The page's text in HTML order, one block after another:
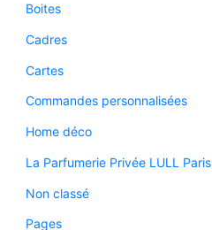
Boites
Cadres
Cartes
Commandes personnalisées
Home déco
La Parfumerie Privée LULL Paris
Non classé
Pages